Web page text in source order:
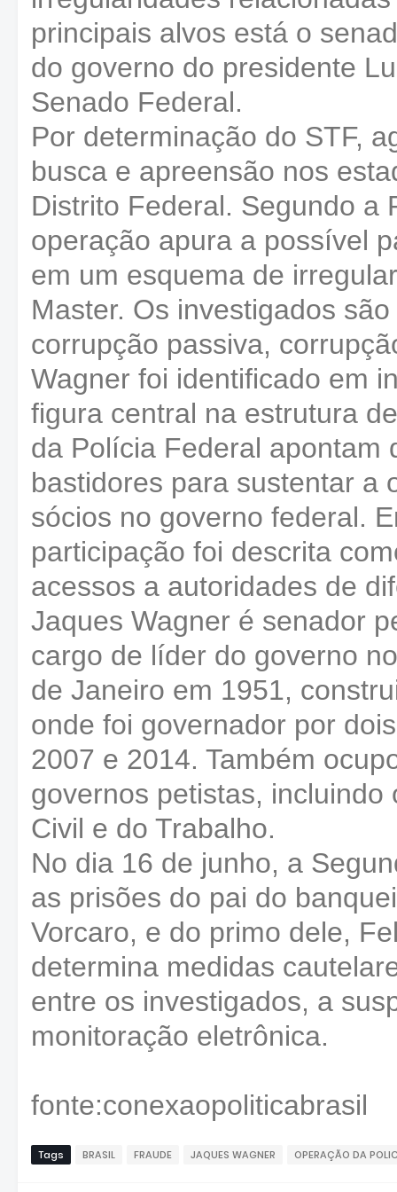
principais alvos está o
do governo do presidente
Senado Federal.
Por determinação do STF,
busca e apreensão nos
Distrito Federal. Segundo a
operação apura a possível
em um esquema de
Master. Os investigados
corrupção passiva,
Wagner foi identificado em
figura central na estrutura
da Polícia Federal apontam
bastidores para sustentar a
sócios no governo federal.
participação foi descrita
acessos a autoridades de
Jaques Wagner é senador
cargo de líder do governo
de Janeiro em 1951,
onde foi governador por
2007 e 2014. Também
governos petistas,
Civil e do Trabalho.
No dia 16 de junho, a
as prisões do pai do
Vorcaro, e do primo dele,
determina medidas
entre os investigados, a
monitoração eletrônica.
fonte:conexaopoliticabrasil
Tags BRASIL FRAUDE JAQUES WAGNER OPERAÇÃO DA